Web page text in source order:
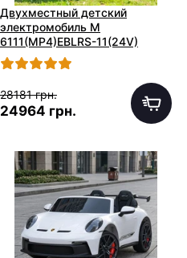
Двухместный детский
электромобиль M
6111(MP4)EBLRS-11(24V)
серый в автопокраске с
планшетом
28181 грн.
24964 грн.